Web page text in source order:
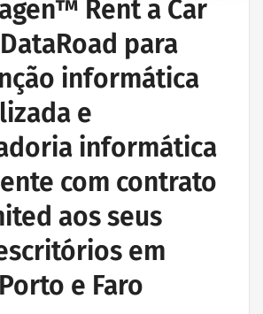
Rent a Car
para
informática
e
informática
com contrato
aos seus
em
e Faro